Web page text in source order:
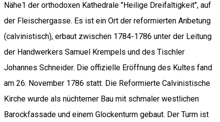
Nähe1 der orthodoxen Kathedrale "Heilige Dreifaltigkeit", auf
der Fleischergasse. Es ist ein Ort der reformierten Anbetung
(calvinistisch), erbaut zwischen 1784-1786 unter der Leitung
der Handwerkers Samuel Krempels und des Tischler
Johannes Schneider. Die offizielle Eröffnung des Kultes fand
am 26. November 1786 statt. Die Reformierte Calvinistische
Kirche wurde als nüchterner Bau mit schmaler westlichen
Barockfassade und einem Glockenturm gebaut. Der Turm ist